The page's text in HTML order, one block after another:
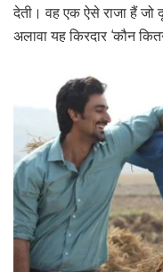
देती। वह एक ऐसे राजा हैं जो
अलावा यह किरदार ‘कौन